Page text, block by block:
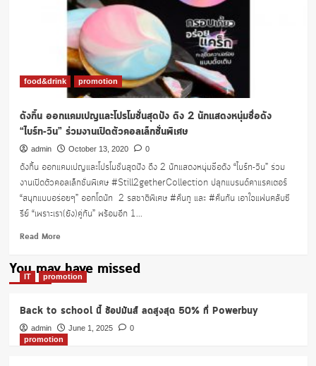
ชั่น
food&drink promotion
ดังกิ้น ออกแคมเปญและโปรโมชั่นสุดปัง ดึง 2 นักแสดงหนุ่มชื่อดัง
“ไบร์ท-วิน” ร่วมงานเปิดตัวคอลเล็กชั่นพิเศษ
admin October 13, 2020 0
ดังกิ้น ออกแคมเปญและโปรโมชั่นสุดปัง ดึง 2 นักแสดงหนุ่มชื่อดัง “ไบร์ท-วิน” ร่วม
งานเปิดตัวคอลเล็กชั่นพิเศษ #Still2getherCollection ปลุกแบรนด์คาแรคเตอร์
“สนุกแบบอร่อยๆ” ออกโดนัท 2 รสชาติพิเศษ #คั่นกู และ #คั่นกัน เอาใจแฟนคลับซี
รีย์ “เพราะเรา(ยัง)คู่กัน” พร้อมอีก 1...
Read MoreRead
about
ดัง
แคมเปญ
และ
โปร
You may have missed
IT promotion
Back to school นี้ ช้อปมันส์ ลดสูงสุด 50% ที่ Powerbuy
admin June 1, 2025
0
promotion